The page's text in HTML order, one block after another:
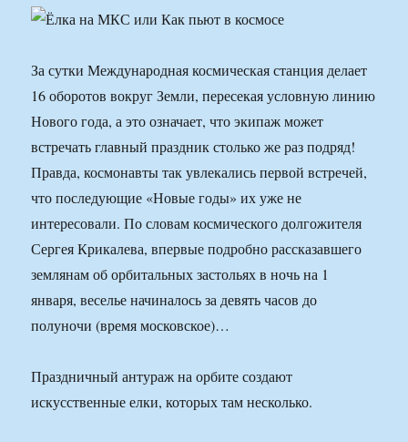
За сутки Международная космическая станция делает
16 оборотов вокруг Земли, пересекая условную линию
Нового года, а это означает, что экипаж может
встречать главный праздник столько же раз подряд!
Правда, космонавты так увлекались первой встречей,
что последующие «Новые годы» их уже не
интересовали. По словам космического долгожителя
Сергея Крикалева, впервые подробно рассказавшего
землянам об орбитальных застольях в ночь на 1
января, веселье начиналось за девять часов до
полуночи (время московское)…
Праздничный антураж на орбите создают
искусственные елки, которых там несколько.